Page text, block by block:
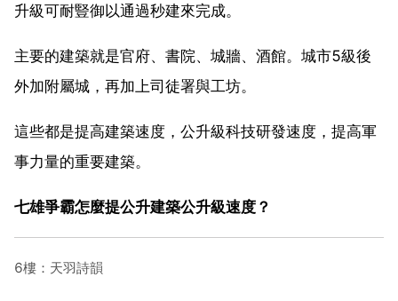
升級可耐豎御以通過秒建來完成。
主要的建築就是官府、書院、城牆、酒館。城市5級後
外加附屬城，再加上司徒署與工坊。
這些都是提高建築速度，公升級科技研發速度，提高軍
事力量的重要建築。
七雄爭霸怎麼提公升建築公升級速度？
6樓：天羽詩韻